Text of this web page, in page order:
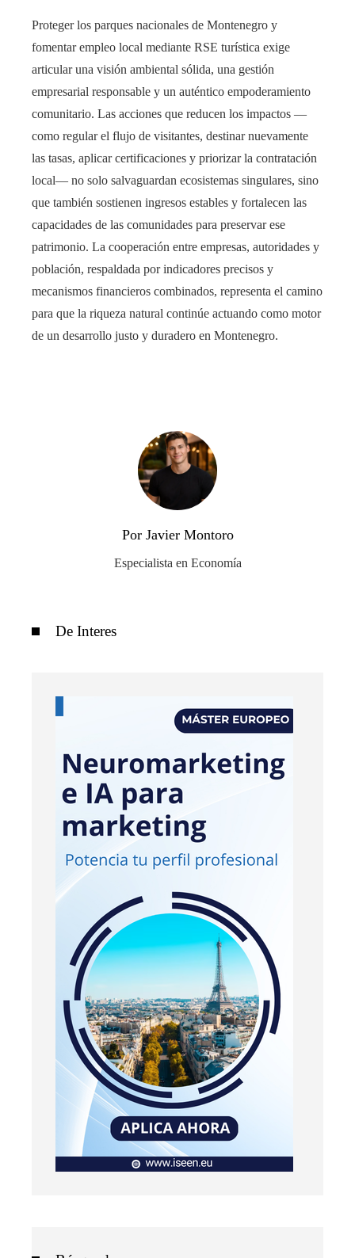
Proteger los parques nacionales de Montenegro y
fomentar empleo local mediante RSE turística exige
articular una visión ambiental sólida, una gestión
empresarial responsable y un auténtico empoderamiento
comunitario. Las acciones que reducen los impactos —
como regular el flujo de visitantes, destinar nuevamente
las tasas, aplicar certificaciones y priorizar la contratación
local— no solo salvaguardan ecosistemas singulares, sino
que también sostienen ingresos estables y fortalecen las
capacidades de las comunidades para preservar ese
patrimonio. La cooperación entre empresas, autoridades y
población, respaldada por indicadores precisos y
mecanismos financieros combinados, representa el camino
para que la riqueza natural continúe actuando como motor
de un desarrollo justo y duradero en Montenegro.
Por Javier Montoro
Especialista en Economía
De Interes